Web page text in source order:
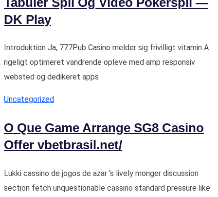
DK Play
Introduktion Ja, 777Pub Casino melder sig frivilligt vitamin A
rigeligt optimeret vandrende opleve med amp responsiv
websted og dedikeret apps
Uncategorized
O Que Game Arrange SG8 Casino
Offer vbetbrasil.net/
Lukki cassino de jogos de azar ‘s lively monger discussion
section fetch unquestionable cassino standard pressure like